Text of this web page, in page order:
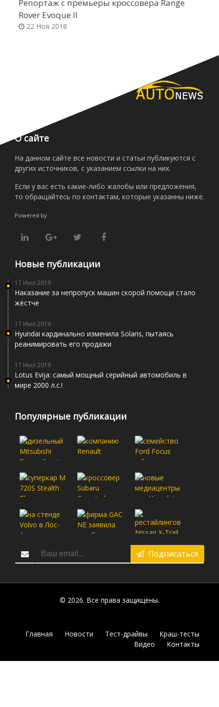
Репортаж с премьеры кроссовера Range
Rover Evoque II
22 Ноя 2018
О сайте
На данном сайте все новости и статьи публикуются с
других источников, с указанием ссылки на них.
Если у вас есть какие-либо жалобы или предложения,
то обращайтесь по контактам, которые указанны ниже.
Powered by
Новые публикации
17 Июл 2019
Наказание за непропуск машин скорой помощи стало
жёстче
17 Июл 2019
Hyundai кардинально изменила Solaris, пытаясь
реанимировать его продажи
17 Июл 2019
Lotus Evija: самый мощный серийный автомобиль в
мире 2000 л.с.!
Популярные публикации
Подписаться
© 2026. Все права защищены.
Главная Новости Тест-драйвы
Краш-тесты
Видео
Контакты